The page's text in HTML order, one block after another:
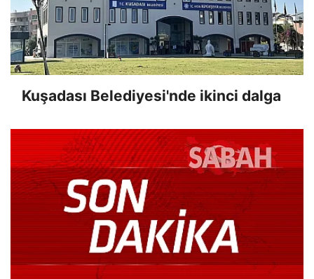
Kuşadası Belediyesi'nde ikinci dalga